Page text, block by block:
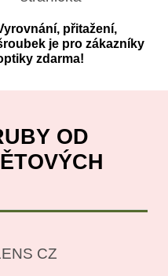
přitažení,
je pro zákazníky
zdarma!
OD
CZ